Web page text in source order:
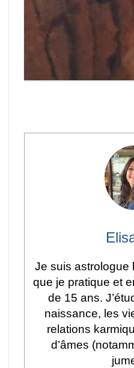
Bracelet
Je suis astrologue
que je pratique et
de 15 ans.
naissance, les
relations
d’âmes